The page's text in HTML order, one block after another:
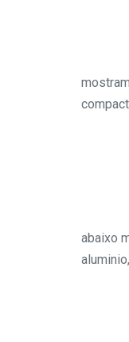
abaixo